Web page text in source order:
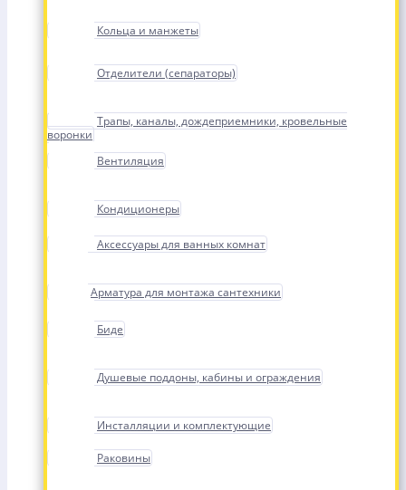
Кольца и манжеты
Отделители (сепараторы)
Трапы, каналы, дождеприемники, кровельные
воронки
Вентиляция
Кондиционеры
Аксессуары для ванных комнат
Арматура для монтажа сантехники
Биде
Душевые поддоны, кабины и ограждения
Инсталляции и комплектующие
Раковины